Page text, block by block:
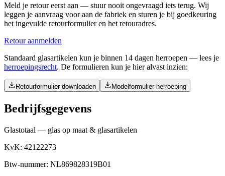
Meld je retour eerst aan — stuur nooit ongevraagd iets terug. Wij
leggen je aanvraag voor aan de fabriek en sturen je bij goedkeuring
het ingevulde retourformulier en het retouradres.
Retour aanmelden
Standaard glasartikelen kun je binnen 14 dagen herroepen — lees je
herroepingsrecht. De formulieren kun je hier alvast inzien:
Retourformulier downloaden Modelformulier herroeping
Bedrijfsgegevens
Glastotaal — glas op maat & glasartikelen
KvK: 42122273
Btw-nummer: NL869828319B01